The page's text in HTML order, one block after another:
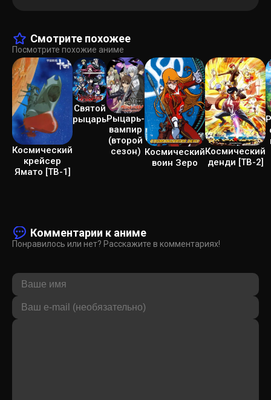
Смотрите похожее
Посмотрите похожие аниме
Космический
крейсер
Ямато [ТВ-1]
Святой
рыцарьРыцарь-
вампир
(второй
сезон) Космический
воин Зеро
Космический
денди [ТВ-2]
Комментарии к аниме
Понравилось или нет? Расскажите в комментариях!